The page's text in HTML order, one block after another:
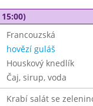
Francouzská
hovězí guláš
Houskový knedlík
Čaj, sirup, voda
Krabí salát se